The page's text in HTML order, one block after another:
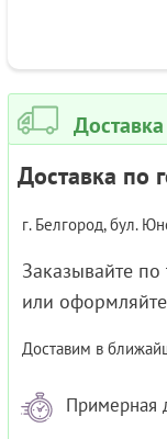
Доставка по
г. Белгород, бул.
Заказывайте по
или
Доставим в
Примерная